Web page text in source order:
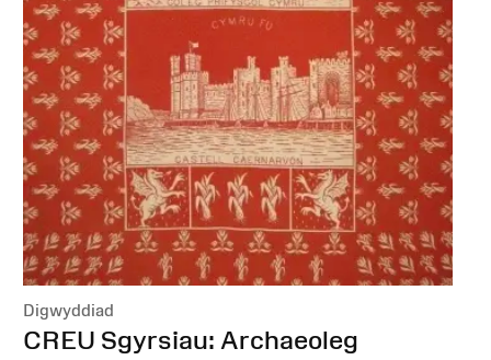
Digwyddiad
:CREU Sgyrsiau: Archaeoleg